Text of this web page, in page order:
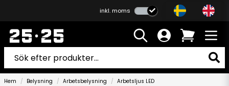
inkl. moms
Hem Belysning Arbetsbelysning Arbetsljus LED